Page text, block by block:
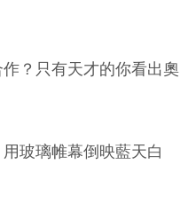
作？只有天才的你看出奧
玻璃帷幕倒映藍天白